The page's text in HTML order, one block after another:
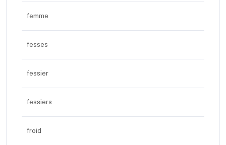
femme
fesses
fessier
fessiers
froid